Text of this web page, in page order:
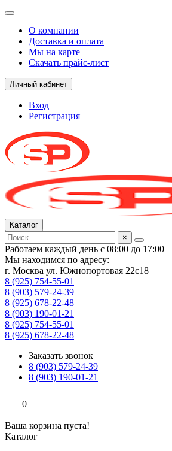
О компании
Доставка и оплата
Мы на карте
Скачать прайс-лист
Личный кабинет
Вход
Регистрация
Каталог
×
Работаем каждый день с 08:00 до 17:00
Мы находимся по адресу:
г. Москва ул. Южнопортовая 22с18
8 (925) 754-55-01
8 (903) 579-24-39
8 (925) 678-22-48
8 (903) 190-01-21
8 (925) 754-55-01
8 (925) 678-22-48
Заказать звонок
8 (903) 579-24-39
8 (903) 190-01-21
0
Ваша корзина пуста!
Каталог